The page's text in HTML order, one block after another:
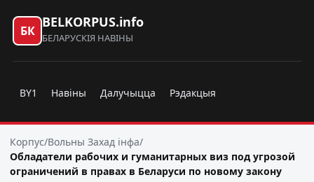
БК
BELKORPUS.info
БЕЛАРУСКІЯ НАВІНЫ
BY1 Навіны Далучыцца Рэдакцыя
Корпус/Вольны Захад інфа/
Обладатели рабочих и гуманитарных виз под угрозой
ограничений в правах в Беларуси по новому закону